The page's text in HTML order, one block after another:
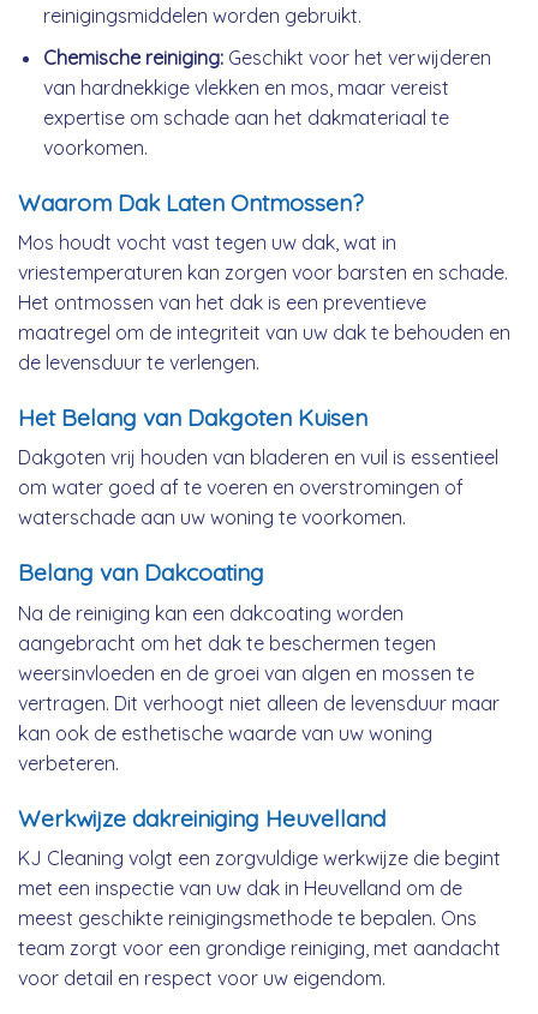
reinigingsmiddelen worden gebruikt.
Chemische reiniging:Geschikt voor het verwijderen
van hardnekkige vlekken en mos, maar vereist
expertise om schade aan het dakmateriaal te
voorkomen.
Waarom Dak Laten Ontmossen?
Mos houdt vocht vast tegen uw dak, wat in
vriestemperaturen kan zorgen voor barsten en schade.
Het ontmossen van het dak is een preventieve
maatregel om de integriteit van uw dak te behouden en
de levensduur te verlengen.
Het Belang van Dakgoten Kuisen
Dakgoten vrij houden van bladeren en vuil is essentieel
om water goed af te voeren en overstromingen of
waterschade aan uw woning te voorkomen.
Belang van Dakcoating
Na de reiniging kan een dakcoating worden
aangebracht om het dak te beschermen tegen
weersinvloeden en de groei van algen en mossen te
vertragen. Dit verhoogt niet alleen de levensduur maar
kan ook de esthetische waarde van uw woning
verbeteren.
Werkwijze dakreiniging Heuvelland
KJ Cleaning volgt een zorgvuldige werkwijze die begint
met een inspectie van uw dak in Heuvelland om de
meest geschikte reinigingsmethode te bepalen. Ons
team zorgt voor een grondige reiniging, met aandacht
voor detail en respect voor uw eigendom.